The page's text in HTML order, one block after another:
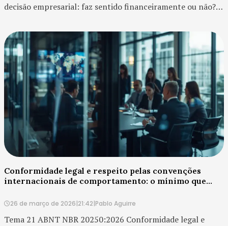
decisão empresarial: faz sentido financeiramente ou não?
reformulada. Não se trata apenas de saber se u...
Conformidade legal e respeito pelas convenções
internacionais de comportamento: o mínimo que
26 de março de 2026|21:42|Pablo Aguirre
Tema 21 ABNT NBR 20250:2026 Conformidade legal e